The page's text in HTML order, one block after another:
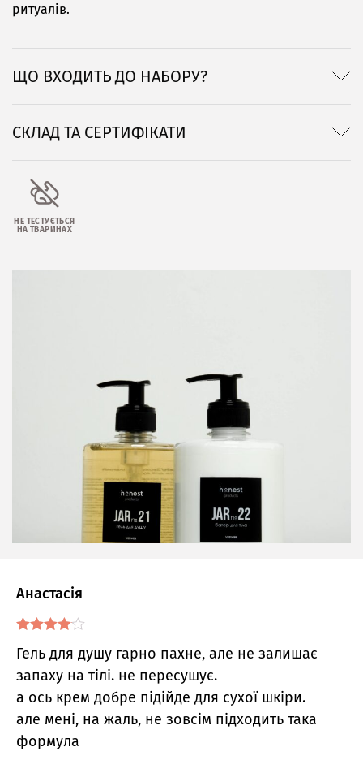
ритуалів.
ЩО ВХОДИТЬ ДО НАБОРУ?
СКЛАД ТА СЕРТИФІКАТИ
НЕ ТЕСТУЄТЬСЯ
НА ТВАРИНАХ
в4з 5
Анастасія
Гель для душу гарно пахне, але не залишає
запаху на тілі. не пересушує.
а ось крем добре підійде для сухої шкіри.
але мені, на жаль, не зовсім підходить така
формула